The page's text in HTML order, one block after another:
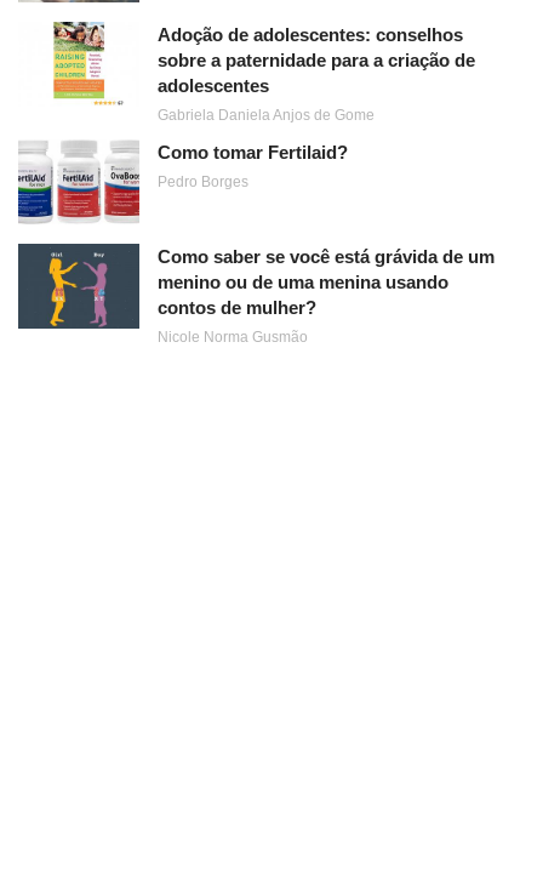
Adoção de adolescentes: conselhos
sobre a paternidade para a criação de
adolescentes
Gabriela Daniela Anjos de Gome
Como tomar Fertilaid?
Pedro Borges
Como saber se você está grávida de um
menino ou de uma menina usando
contos de mulher?
Nicole Norma Gusmão